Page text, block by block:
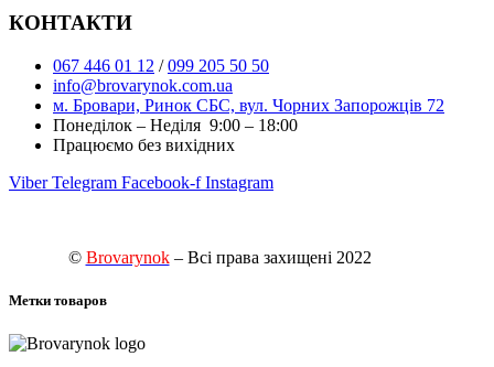
КОНТАКТИ
067 446 01 12 /099 205 50 50
info@brovarynok.com.ua
м. Бровари, Ринок СБС, вул. Чорних Запорожців 72
Понеділок – Неділя 9:00 – 18:00
Працюємо без вихідних
Viber Telegram Facebook-f Instagram
© Brovarynok– Всі права захищені 2022
Метки товаров